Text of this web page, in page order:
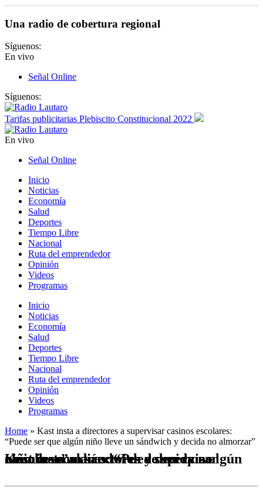
Una radio de cobertura regional
Síguenos:
En vivo
Señal Online
Síguenos:
Tarifas publicitarias Plebiscito Constitucional 2022
En vivo
Señal Online
Inicio
Noticias
Economía
Salud
Deportes
Tiempo Libre
Nacional
Ruta del emprendedor
Opinión
Videos
Programas
Inicio
Noticias
Economía
Salud
Deportes
Tiempo Libre
Nacional
Ruta del emprendedor
Opinión
Videos
Programas
Home » Kast insta a directores a supervisar casinos escolares:
“Puede ser que algún niño lleve un sándwich y decida no almorzar”
Kast insta a directores a supervisar casinos escolares: “Puede ser que algún niño lleve un sándwich y decida no almorzar”